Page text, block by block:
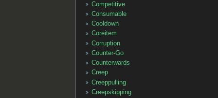
Competitive
Consumable
Cooldown
Coreitem
Corruption
Counter-Go
Counterwards
Creep
Creeppulling
Creepskipping